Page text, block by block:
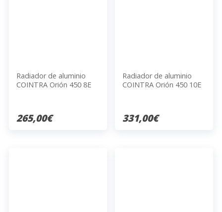
Radiador de aluminio
COINTRA Orión 450 8E
265,00€
Radiador de aluminio
COINTRA Orión 450 10E
331,00€